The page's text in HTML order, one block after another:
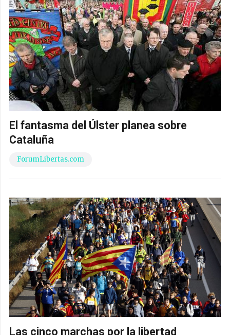
El fantasma del Úlster planea sobre
Cataluña
ForumLibertas.com
Las cinco marchas por la libertad